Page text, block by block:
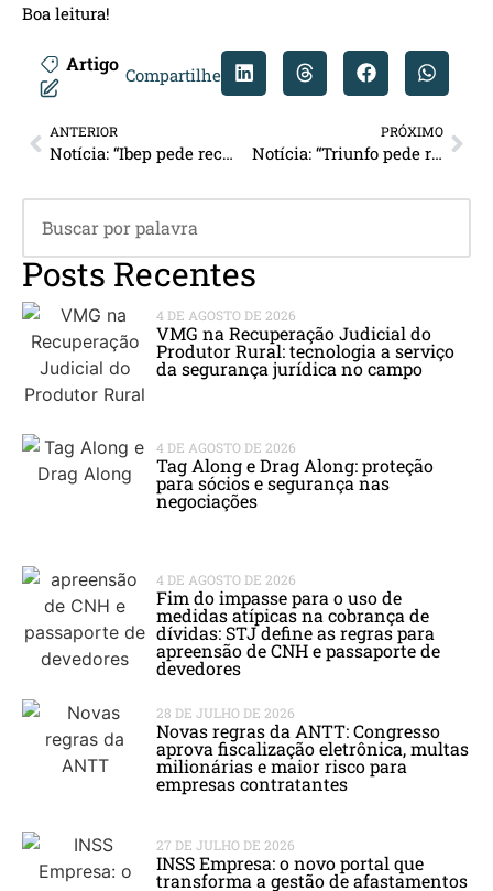
Boa leitura!
Artigo Compartilhe
ANTERIOR
Notícia: “Ibep pede recuperação judicial”
PRÓXIMO
Notícia: “Triunfo pede recuperação extrajudicial”
Posts Recentes
4 DE AGOSTO DE 2026
VMG na Recuperação Judicial do
Produtor Rural: tecnologia a serviço
da segurança jurídica no campo
4 DE AGOSTO DE 2026
Tag Along e Drag Along: proteção
para sócios e segurança nas
negociações
4 DE AGOSTO DE 2026
Fim do impasse para o uso de
medidas atípicas na cobrança de
dívidas: STJ define as regras para
apreensão de CNH e passaporte de
devedores
28 DE JULHO DE 2026
Novas regras da ANTT: Congresso
aprova fiscalização eletrônica, multas
milionárias e maior risco para
empresas contratantes
27 DE JULHO DE 2026
INSS Empresa: o novo portal que
transforma a gestão de afastamentos